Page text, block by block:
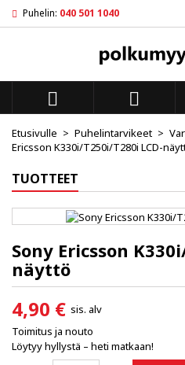
Puhelin: 040 501 1040
 
Etusivulle Puhelintarvikeet
Ericsson K330i/T250i/T280i LCD-
TUOTTEET
Sony Ericsson
näyttö
4,90 € sis. alv
Toimitus ja nouto
Löytyy hyllystä – heti matkaan!
My wishlists
((title))
((label))
Kirjaudu sisään
Sinun pitää olla kirjautunut
toivelistalle.